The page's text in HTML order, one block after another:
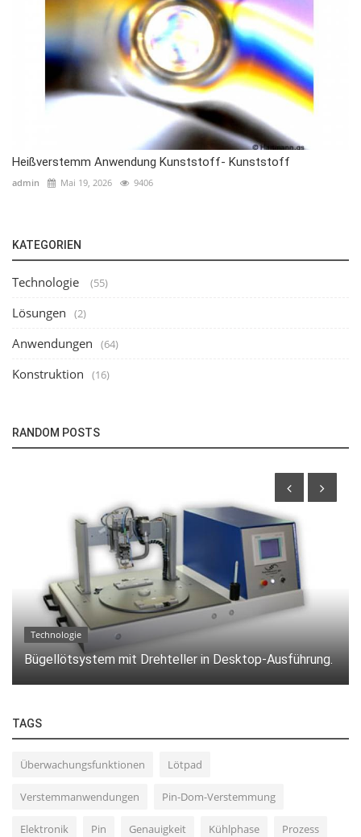
Heißverstemm Anwendung Kunststoff- Kunststoff
admin Mai 19, 2026 9406
KATEGORIEN
Technologie (55)
Lösungen (2)
Anwendungen (64)
Konstruktion (16)
RANDOM POSTS
Anwendungen
Effiziente Bügellötung von Einzellitzen und
Flachbandkabeln auf Leiterplatten.
TAGS
Überwachungsfunktionen Lötpad
Verstemmanwendungen Pin-Dom-Verstemmung
Elektronik Pin Genauigkeit Kühlphase Prozess